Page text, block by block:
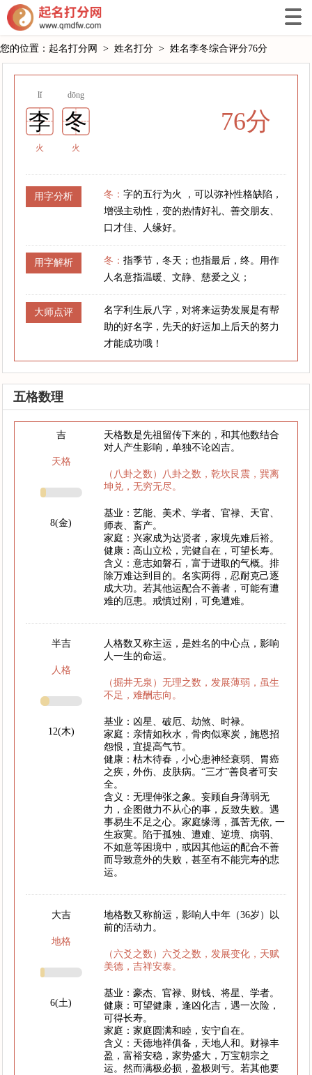
您的位置： 起名打分网 > 姓名打分 > 姓名李冬综合评分76分
lǐ dōng
李 冬
火 火
76分
用字分析 冬：字的五行为火 ，可以弥补性格缺陷，
增强主动性，变的热情好礼、善交朋友、
口才佳、人缘好。
用字解析 冬：指季节，冬天；也指最后，终。用作
人名意指温暖、文静、慈爱之义；
大师点评
名字利生辰八字，对将来运势发展是有帮
助的好名字，先天的好运加上后天的努力
才能成功哦！
五格数理
吉
天格
8(金)
天格数是先祖留传下来的，和其他数结合
对人产生影响，单独不论凶吉。
（八卦之数）八卦之数，乾坎艮震，巽离
坤兑，无穷无尽。
基业：艺能、美术、学者、官禄、天官、
师表、畜产。
家庭：兴家成为达贤者，家境先难后裕。
健康：高山立松，完健自在，可望长寿。
含义：意志如磐石，富于进取的气概。排
除万难达到目的。名实两得，忍耐克己逐
成大功。若其他运配合不善者，可能有遭
难的厄患。戒慎过刚，可免遭难。
半吉
人格
12(木)
人格数又称主运，是姓名的中心点，影响
人一生的命运。
（掘井无泉）无理之数，发展薄弱，虽生
不足，难酬志向。
基业：凶星、破厄、劫煞、时禄。
家庭：亲情如秋水，骨肉似寒炭，施恩招
怨恨，宜提高气节。
健康：枯木待春，小心患神经衰弱、胃癌
之疾，外伤、皮肤病。“三才”善良者可安
全。
含义：无理伸张之象。妄顾自身薄弱无
力，企图做力不从心的事，反致失败。遇
事易生不足之心。家庭缘薄，孤苦无依, 一
生寂寞。陷于孤独、遭难、逆境、病弱、
不如意等困境中，或因其他运的配合不善
而导致意外的失败，甚至有不能完寿的悲
运。
大吉
地格
6(土)
地格数又称前运，影响人中年（36岁）以
前的活动力。
（六爻之数）六爻之数，发展变化，天赋
美德，吉祥安泰。
基业：豪杰、官禄、财钱、将星、学者。
健康：可望健康，逢凶化吉，遇一次险，
可得长寿。
家庭：家庭圆满和睦，安宁自在。
含义：天德地祥俱备，天地人和。财禄丰
盈，富裕安稳，家势盛大，万宝朝宗之
运。然而满极必损，盈极则亏。若其他要